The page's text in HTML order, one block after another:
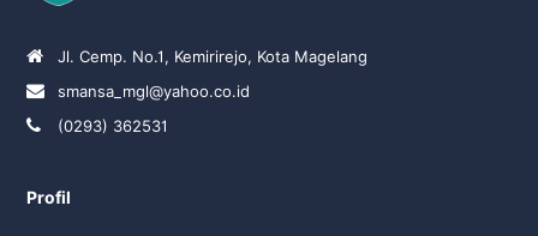
Jl. Cemp. No.1, Kemirirejo, Kota Magelang
smansa_mgl@yahoo.co.id
(0293) 362531
Profil